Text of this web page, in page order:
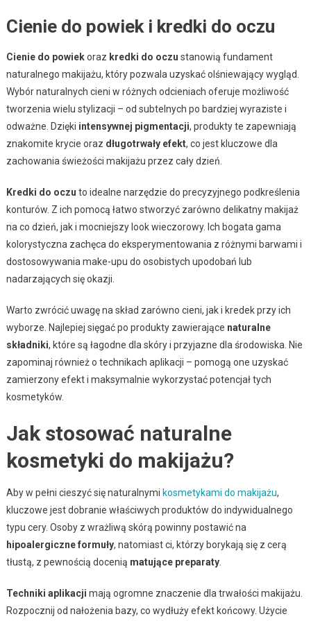
Cienie do powiek i kredki do oczu
Cienie do powiekoraz kredki do oczu stanowią fundament
naturalnego makijażu, który pozwala uzyskać olśniewający wygląd.
Wybór naturalnych cieni w różnych odcieniach oferuje możliwość
tworzenia wielu stylizacji – od subtelnych po bardziej wyraziste i
odważne. Dzięki intensywnej pigmentacji, produkty te zapewniają
znakomite krycie oraz długotrwały efekt, co jest kluczowe dla
zachowania świeżości makijażu przez cały dzień.
Kredki do oczu to idealne narzędzie do precyzyjnego podkreślenia
konturów. Z ich pomocą łatwo stworzyć zarówno delikatny makijaż
na co dzień, jak i mocniejszy look wieczorowy. Ich bogata gama
kolorystyczna zachęca do eksperymentowania z różnymi barwami i
dostosowywania make-upu do osobistych upodobań lub
nadarzających się okazji.
Warto zwrócić uwagę na skład zarówno cieni, jak i kredek przy ich
wyborze. Najlepiej sięgać po produkty zawierające naturalne
składniki, które są łagodne dla skóry i przyjazne dla środowiska. Nie
zapominaj również o technikach aplikacji – pomogą one uzyskać
zamierzony efekt i maksymalnie wykorzystać potencjał tych
kosmetyków.
Jak stosować naturalne
kosmetyki do makijażu?
Aby w pełni cieszyć się naturalnymi kosmetykami do makijażu,
kluczowe jest dobranie właściwych produktów do indywidualnego
typu cery. Osoby z wrażliwą skórą powinny postawić na
hipoalergiczne formuły, natomiast ci, którzy borykają się z cerą
tłustą, z pewnością docenią matujące preparaty.
Techniki aplikacji mają ogromne znaczenie dla trwałości makijażu.
Rozpocznij od nałożenia bazy, co wydłuży efekt końcowy. Użycie